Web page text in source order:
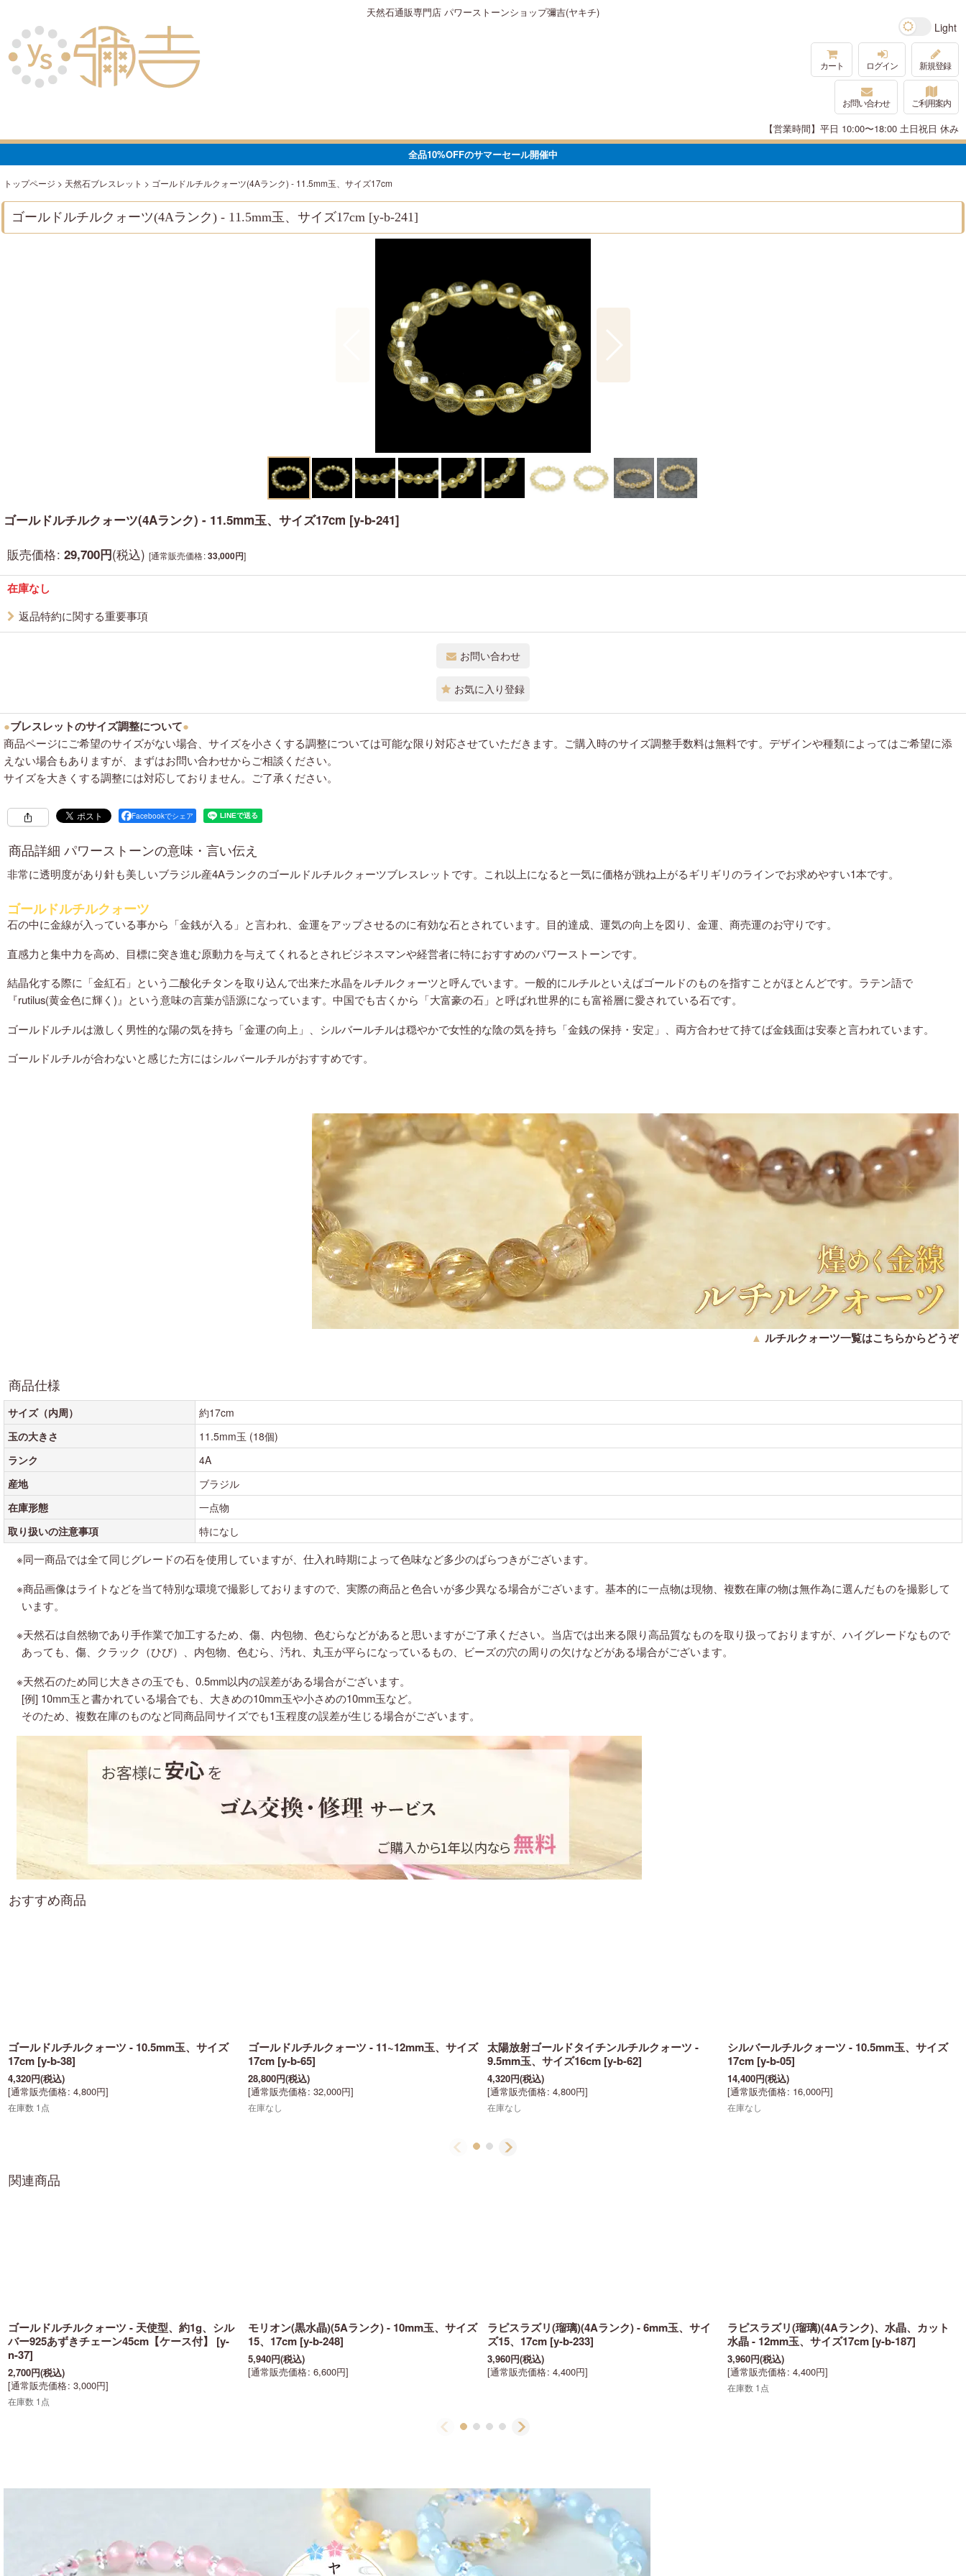
天然石通販専門店 パワーストーンショップ彌吉(ヤキチ)
カート ログイン 新規登録
お問い合わせ ご利用案内
【営業時間】平日 10:00〜18:00 土日祝日 休み
全品10%OFFのサマーセール開催中
トップページ > 天然石ブレスレット > ゴールドルチルクォーツ(4Aランク) - 11.5mm玉、サイズ17cm
ゴールドルチルクォーツ(4Aランク) - 11.5mm玉、サイズ17cm [y-b-241]
ゴールドルチルクォーツ(4Aランク) - 11.5mm玉、サイズ17cm [y-b-241]
販売価格: 29,700円(税込) [通常販売価格:33,000円]
在庫なし
返品特約に関する重要事項
お問い合わせ
お気に入り登録
●ブレスレットのサイズ調整について●
商品ページにご希望のサイズがない場合、サイズを小さくする調整については可能な限り対応させていただきます。ご購入時のサイズ調整手数料は無料です。デザインや種類によってはご希望に添
えない場合もありますが、まずはお問い合わせからご相談ください。
サイズを大きくする調整には対応しておりません。ご了承ください。
Facebookでシェア
商品詳細 パワーストーンの意味・言い伝え
非常に透明度があり針も美しいブラジル産4Aランクのゴールドルチルクォーツブレスレットです。これ以上になると一気に価格が跳ね上がるギリギリのラインでお求めやすい1本です。
ゴールドルチルクォーツ
石の中に金線が入っている事から「金銭が入る」と言われ、金運をアップさせるのに有効な石とされています。目的達成、運気の向上を図り、金運、商売運のお守りです。
直感力と集中力を高め、目標に突き進む原動力を与えてくれるとされビジネスマンや経営者に特におすすめのパワーストーンです。
結晶化する際に「金紅石」という二酸化チタンを取り込んで出来た水晶をルチルクォーツと呼んでいます。一般的にルチルといえばゴールドのものを指すことがほとんどです。ラテン語で
『rutilus(黄金色に輝く)』という意味の言葉が語源になっています。中国でも古くから「大富豪の石」と呼ばれ世界的にも富裕層に愛されている石です。
ゴールドルチルは激しく男性的な陽の気を持ち「金運の向上」、シルバールチルは穏やかで女性的な陰の気を持ち「金銭の保持・安定」、両方合わせて持てば金銭面は安泰と言われています。
ゴールドルチルが合わないと感じた方にはシルバールチルがおすすめです。
▲ ルチルクォーツ一覧はこちらからどうぞ
商品仕様
サイズ（内周）
約17cm
玉の大きさ
11.5mm玉 (18個)
ランク
4A
産地
ブラジル
在庫形態
一点物
取り扱いの注意事項
特になし
※同一商品では全て同じグレードの石を使用していますが、仕入れ時期によって色味など多少のばらつきがございます。
※商品画像はライトなどを当て特別な環境で撮影しておりますので、実際の商品と色合いが多少異なる場合がございます。基本的に一点物は現物、複数在庫の物は無作為に選んだものを撮影して
います。
※天然石は自然物であり手作業で加工するため、傷、内包物、色むらなどがあると思いますがご了承ください。当店では出来る限り高品質なものを取り扱っておりますが、ハイグレードなもので
あっても、傷、クラック（ひび）、内包物、色むら、汚れ、丸玉が平らになっているもの、ビーズの穴の周りの欠けなどがある場合がございます。
※天然石のため同じ大きさの玉でも、0.5mm以内の誤差がある場合がございます。
[例] 10mm玉と書かれている場合でも、大きめの10mm玉や小さめの10mm玉など。
そのため、複数在庫のものなど同商品同サイズでも1玉程度の誤差が生じる場合がございます。
おすすめ商品
ゴールドルチルクォーツ - 10.5mm玉、サイズ
17cm [y-b-38]
4,320円(税込)
[通常販売価格: 4,800円]
在庫数 1点
ゴールドルチルクォーツ - 11~12mm玉、サイズ
17cm [y-b-65]
28,800円(税込)
[通常販売価格: 32,000円]
在庫なし
太陽放射ゴールドタイチンルチルクォーツ -
9.5mm玉、サイズ16cm [y-b-62]
4,320円(税込)
[通常販売価格: 4,800円]
在庫なし
シルバールチルクォーツ - 10.5mm玉、サイズ
17cm [y-b-05]
14,400円(税込)
[通常販売価格: 16,000円]
在庫なし
関連商品
ゴールドルチルクォーツ - 天使型、約1g、シル
バー925あずきチェーン45cm【ケース付】 [y-
n-37]
2,700円(税込)
[通常販売価格: 3,000円]
在庫数 1点
モリオン(黒水晶)(5Aランク) - 10mm玉、サイズ
15、17cm [y-b-248]
5,940円(税込)
[通常販売価格: 6,600円]
ラピスラズリ(瑠璃)(4Aランク) - 6mm玉、サイ
ズ15、17cm [y-b-233]
3,960円(税込)
[通常販売価格: 4,400円]
ラピスラズリ(瑠璃)(4Aランク)、水晶、カット
水晶 - 12mm玉、サイズ17cm [y-b-187]
3,960円(税込)
[通常販売価格: 4,400円]
在庫数 1点